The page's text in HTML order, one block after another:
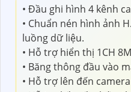
• Đầu ghi hình 4 kênh
• Chuẩn nén hình ảnh
luồng dữ liệu.
• Hỗ trợ hiển thị 1CH
• Băng thông đầu vào
• Hỗ trợ lên đến